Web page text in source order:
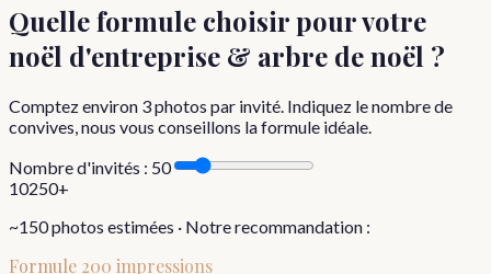
Quelle formule choisirpour votre
noël d'entreprise & arbre de noël ?
Comptez environ 3photos par invité. Indiquez le nombre de
convives, nous vous conseillons la formule idéale.
Nombre d'invités : 50
10250+
~150photos estimées · Notre recommandation :
Formule 200 impressions